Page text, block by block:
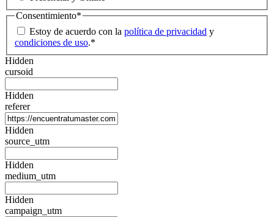
Consentimiento*
Estoy de acuerdo con la política de privacidad y
condiciones de uso.*
Hidden
cursoid
Hidden
referer
Hidden
source_utm
Hidden
medium_utm
Hidden
campaign_utm